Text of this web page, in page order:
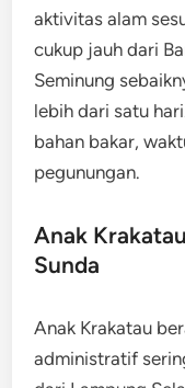
aktivitas alam
cukup jauh dari
Seminung
lebih dari satu
bahan bakar,
pegunungan.
Anak
Sunda
Anak Krakatau
administratif